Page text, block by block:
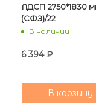
ЛДСП 2750*1830
(СФЗ)/22
В наличии
6 394₽
В корзину